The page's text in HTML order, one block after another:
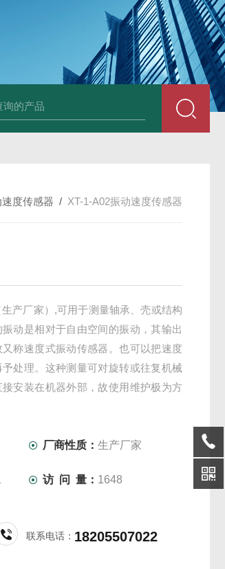
NE3941E轴承振动速度变送器 NE3951E轴承
度传感器 / XT-1-A02振动速度传感器
产厂家）,可用于测量轴承、壳或结构
动是相对于自由空间的振动，其输出
称速度式振动传感器。也可以把速度
处理。这种测量可对旋转或往复机械
安装在机器外部，故使用维护极为方
厂商性质：生产厂家
访 问 量： 1648
联系电话： 18205507022